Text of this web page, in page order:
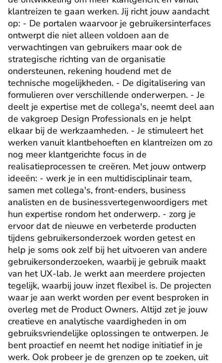
klantreizen te gaan werken. Jij richt jouw aandacht
op: - De portalen waarvoor je gebruikersinterfaces
ontwerpt die niet alleen voldoen aan de
verwachtingen van gebruikers maar ook de
strategische richting van de organisatie
ondersteunen, rekening houdend met de
technische mogelijkheden. - De digitalisering van
formulieren over verschillende onderwerpen. - Je
deelt je expertise met de collega's, neemt deel aan
de vakgroep Design Professionals en je helpt
elkaar bij de werkzaamheden. - Je stimuleert het
werken vanuit klantbehoeften en klantreizen om zo
nog meer klantgerichte focus in de
realisatieprocessen te creëren. Met jouw ontwerp
ideeën: - werk je in een multidisciplinair team,
samen met collega's, front-enders, business
analisten en de businessvertegenwoordigers met
hun expertise rondom het onderwerp. - zorg je
ervoor dat de nieuwe en verbeterde producten
tijdens gebruikersonderzoek worden getest en
help je soms ook zelf bij het uitvoeren van andere
gebruikersonderzoeken, waarbij je gebruik maakt
van het UX-lab. Je werkt aan meerdere projecten
tegelijk, waarbij jouw inzet flexibel is. De projecten
waar je aan werkt worden per event besproken in
overleg met de Product Owners. Altijd zet je jouw
creatieve en analytische vaardigheden in om
gebruiksvriendelijke oplossingen te ontwerpen. Je
bent proactief en neemt het nodige initiatief in je
werk. Ook probeer je de grenzen op te zoeken, uit